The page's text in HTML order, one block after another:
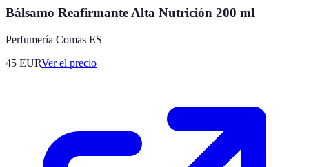
Bálsamo Reafirmante Alta Nutrición 200 ml
Perfumería Comas ES
45 EURVer el precio